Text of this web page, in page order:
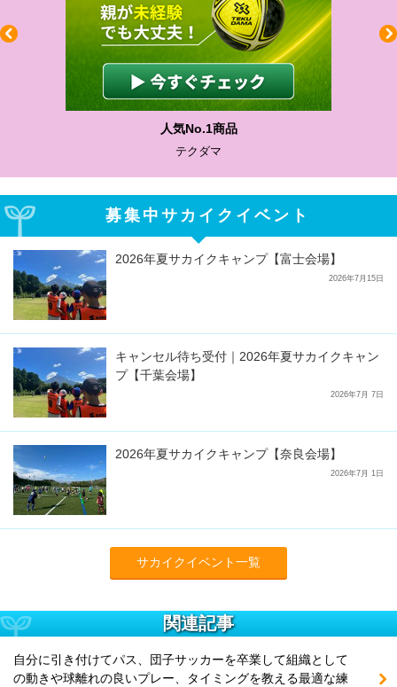
わかりやすい質問に沿って書ける
サカイクサッカーノート
募集中サカイクイベント
2026年夏サカイクキャンプ【富士会場】
2026年7月15日
キャンセル待ち受付｜2026年夏サカイクキャン
プ【千葉会場】
2026年7月 7日
2026年夏サカイクキャンプ【奈良会場】
2026年7月 1日
サカイクイベント一覧
関連記事
自分に引き付けてパス、団子サッカーを卒業して組織として
の動きや球離れの良いプレー、タイミングを教える最適な練